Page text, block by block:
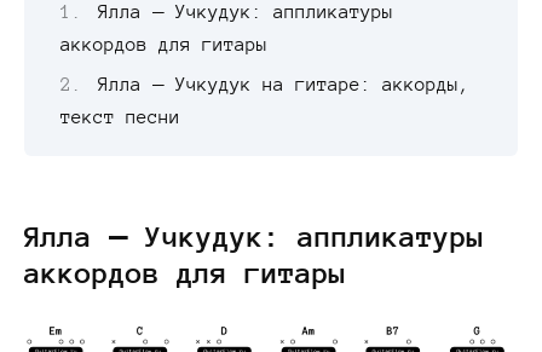
Ялла — Учкудук: аппликатуры
аккордов для гитары
Ялла — Учкудук на гитаре: аккорды,
текст песни
Ялла — Учкудук: аппликатуры
аккордов для гитары